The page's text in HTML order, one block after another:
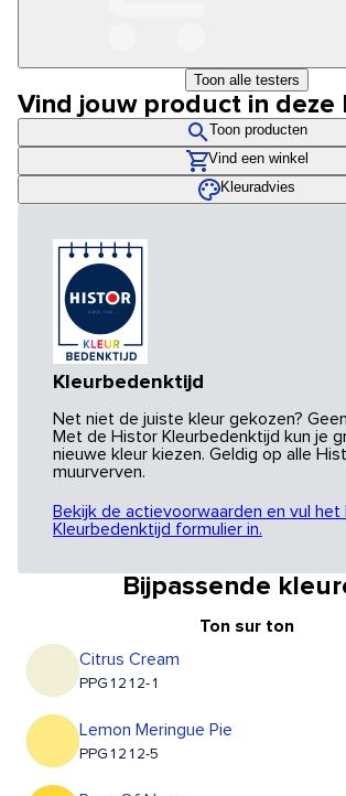
Toon alle testers
Vind jouw product in deze
Toon producten
Vind een winkel
Kleuradvies
Kleurbedenktijd
Net niet de juiste kleur gekozen?
Met de Histor Kleurbedenktijd kun je
nieuwe kleur kiezen. Geldig op alle
muurverven.
Bekijk de actievoorwaarden en vul het
Kleurbedenktijd formulier in.
Bijpassende
Ton sur ton
Citrus Cream
PPG1212-1
Lemon Meringue Pie
PPG1212-5